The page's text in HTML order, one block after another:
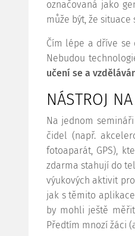
označovaná jako
může být, že
Čím lépe a dříve se
Nebudou
učení se a
NÁSTROJ
Na jednom
čidel (např.
fotoaparát, GPS),
zdarma stahují do
výukových aktivit
jak s těmito
by mohli ještě
Předtím mnozí žáci